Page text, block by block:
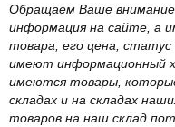
Обращаем Ваше
информация на сайте, а
товара, его цена, статус
имеют информационный
имеются товары,
складах и на складах
товаров на наш склад